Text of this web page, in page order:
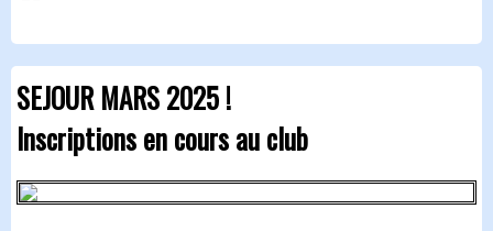
SEJOUR MARS 2025 !
Inscriptions en cours au club